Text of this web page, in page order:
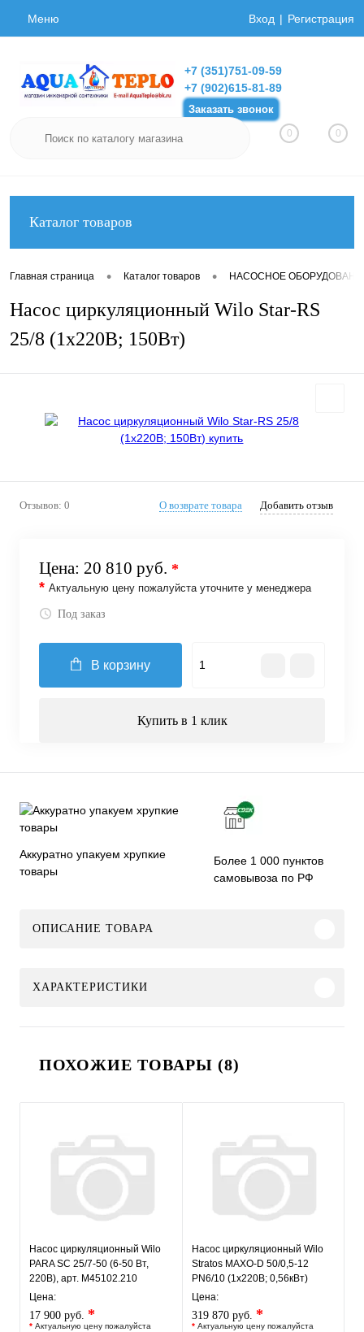
Меню Вход Регистрация
+7 (351)751-09-59
+7 (902)615-81-89
Заказать звонок
0 0
Каталог товаров
Главная страница • Каталог товаров • НАСОСНОЕ
Насос циркуляционный Wilo Star-RS
25/8 (1х220В; 150Вт)
Отзывов: 0 О возврате товара Добавить отзыв
Цена: 20 810 руб. *
* Актуальную цену пожалуйста уточните у менеджера
Под заказ
В корзину
Купить в 1 клик
Аккуратно упакуем хрупкие
товары
Более 1 000 пунктов
самовывоза по РФ
ОПИСАНИЕ ТОВАРА
ХАРАКТЕРИСТИКИ
ПОХОЖИЕ ТОВАРЫ (8)
Насос циркуляционный Wilo
PARA SC 25/7-50 (6-50 Вт,
220В), арт. M45102.210
Цена:
17 900 руб. *
* Актуальную цену пожалуйста
Насос циркуляционный Wilo
Stratos MAXO-D 50/0,5-12
PN6/10 (1х220В; 0,56кВт)
Цена:
319 870 руб. *
* Актуальную цену пожалуйста